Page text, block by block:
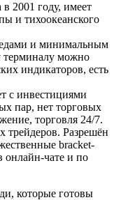
2001 году, имеет
и тихоокеанского
и минимальным
терминалу можно
индикаторов, есть
с инвестициями
пар, нет торговых
торговля 24/7.
трейдеров. Разрешён
bracket-
онлайн-чате и по
которые готовы